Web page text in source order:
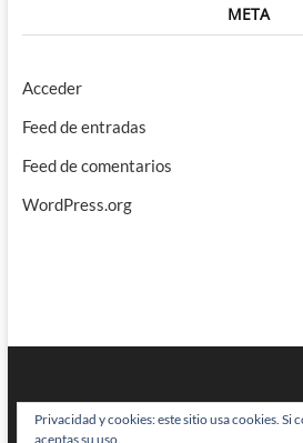
META
Acceder
Feed de entradas
Feed de comentarios
WordPress.org
Privacidad y cookies: este sitio usa cookies. Si
aceptas su uso.